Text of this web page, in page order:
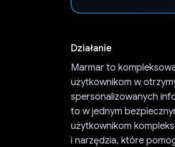
Działanie
Marmar to
użytkownikom w
spersonalizowanych
to w jednym
użytkownikom
i narzędzia, które